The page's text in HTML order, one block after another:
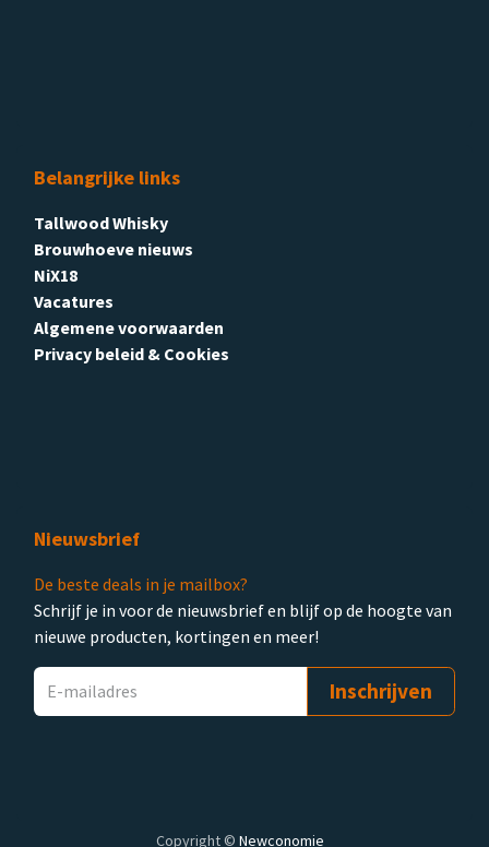
Belangrijke links
Tallwood Whisky
Brouwhoeve nieuws
NiX18
Vacatures
Algemene voorwaarden
Privacy beleid & Cookies
Nieuwsbrief
De beste deals in je mailbox?
Schrijf je in voor de nieuwsbrief en blijf op de hoogte van
nieuwe producten, kortingen en meer!
Inschrijven
Copyright © Newconomie